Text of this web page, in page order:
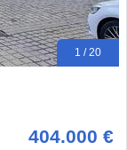
1 / 20
404.000 €